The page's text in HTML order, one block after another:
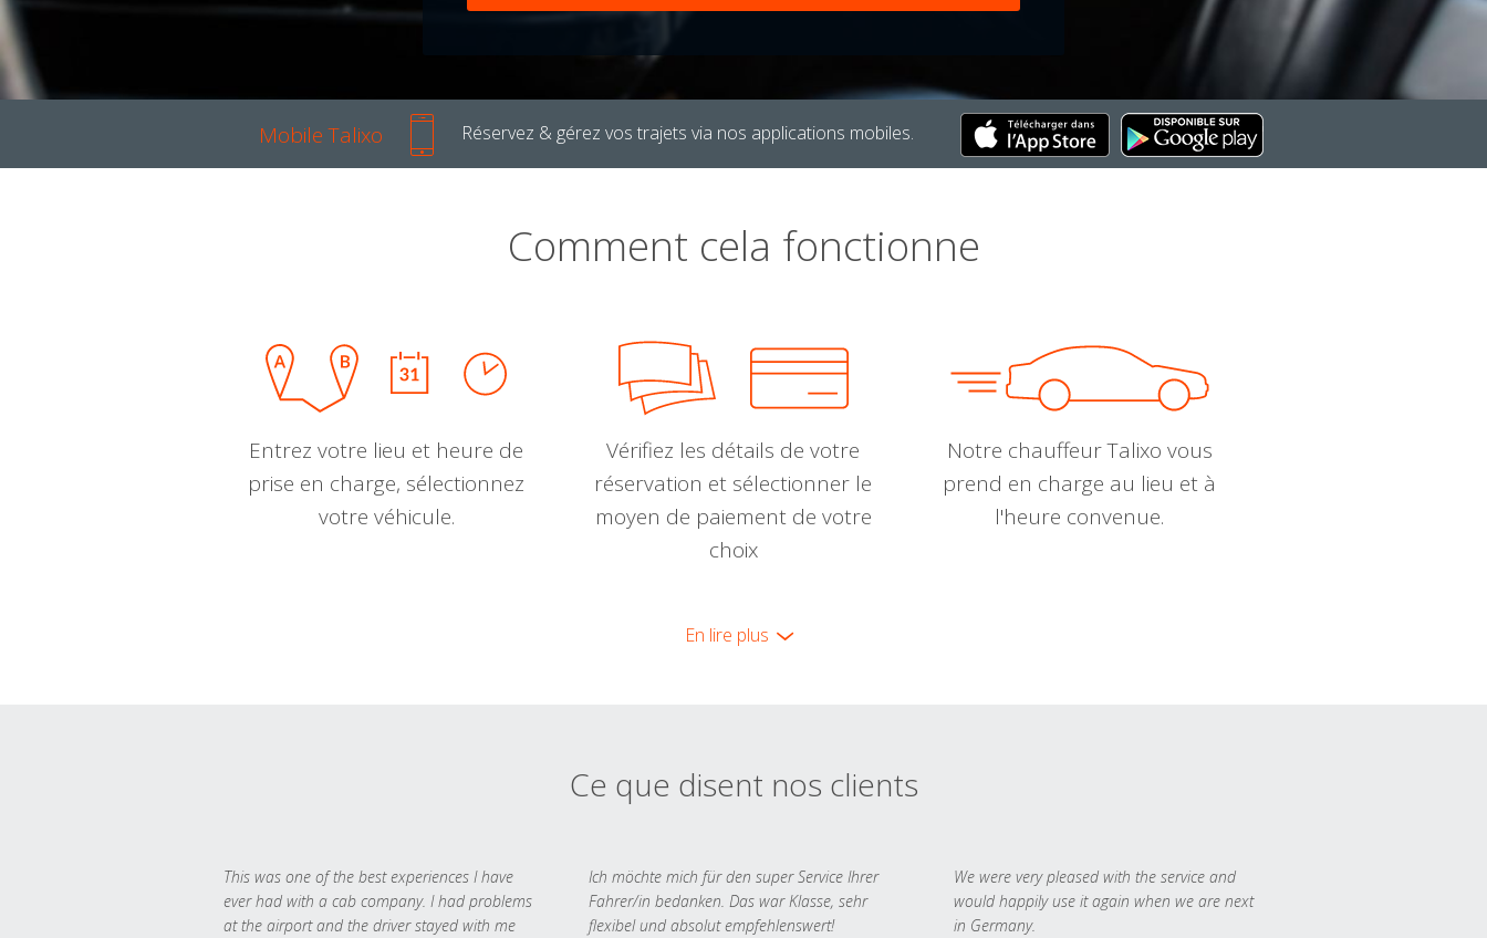
Mobile Talixo Réservez & gérez vos trajets via nos applications mobiles.
Comment cela fonctionne
Entrez votre lieu et heure de
prise en charge, sélectionnez
votre véhicule.
Vérifiez les détails de votre
réservation et sélectionner le
moyen de paiement de votre
choix
Notre chauffeur Talixo vous
prend en charge au lieu et à
l'heure convenue.
En lire plus
Ce que disent nos clients
This was one of the best experiences I have
ever had with a cab company. I had problems
at the airport and the driver stayed with me
Ich möchte mich für den super Service Ihrer
Fahrer/in bedanken. Das war Klasse, sehr
flexibel und absolut empfehlenswert!
We were very pleased with the service and
would happily use it again when we are next
in Germany.